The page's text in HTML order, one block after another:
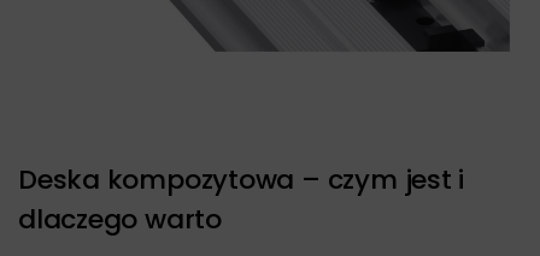
Deska kompozytowa – czym jest i
dlaczego warto